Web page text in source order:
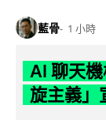
藍骨 1 小時
AI 聊天
旋主義」